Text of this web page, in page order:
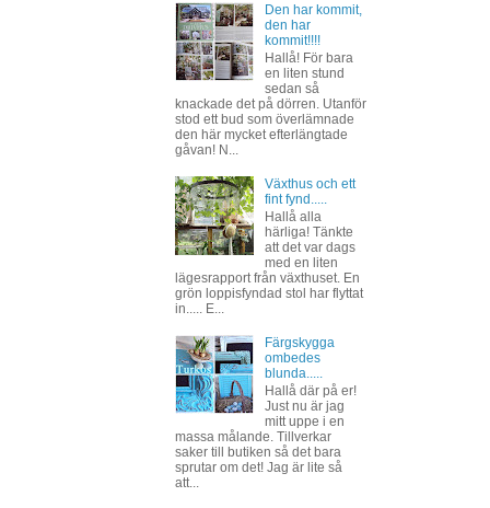
Den har kommit,
den har
kommit!!!!
Hallå! För bara
en liten stund
sedan så
knackade det på dörren. Utanför
stod ett bud som överlämnade
den här mycket efterlängtade
gåvan! N...
Växthus och ett
fint fynd.....
Hallå alla
härliga! Tänkte
att det var dags
med en liten
lägesrapport från växthuset. En
grön loppisfyndad stol har flyttat
in..... E...
Färgskygga
ombedes
blunda.....
Hallå där på er!
Just nu är jag
mitt uppe i en
massa målande. Tillverkar
saker till butiken så det bara
sprutar om det! Jag är lite så
att...